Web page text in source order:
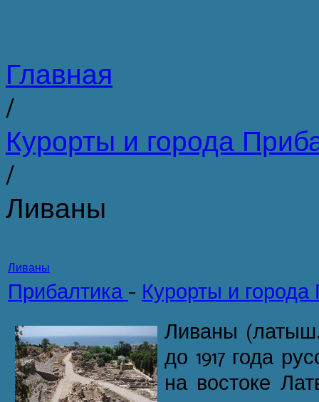
Главная
/
Курорты и города
/
Ливаны
Ливаны
Прибалтика - Курорты и города
Ливаны (латыш.
до 1917 года
на востоке